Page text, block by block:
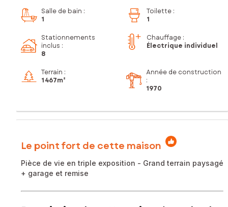
Salle de bain :
1
Toilette :
1
Stationnements
inclus :
8
Chauffage :
Électrique individuel
Terrain :
1 467m²
Année de construction
:
1970
Le point fort de cette maison
Pièce de vie en triple exposition - Grand terrain paysagé
+ garage et remise